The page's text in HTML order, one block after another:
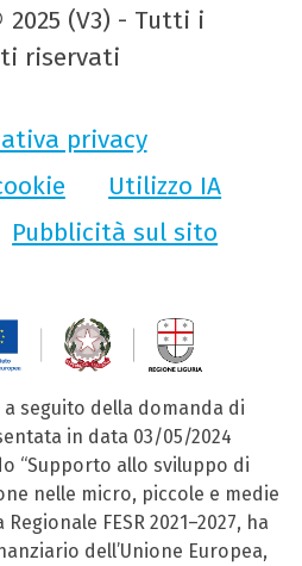
(V3) - Tutti i
riservati
privacy
Utilizzo IA
Pubblicità sul sito
a seguito della domanda di
in data 03/05/2024
“Supporto allo sviluppo di
nelle micro, piccole e medie
FESR 2021–2027, ha
dell’Unione Europea,